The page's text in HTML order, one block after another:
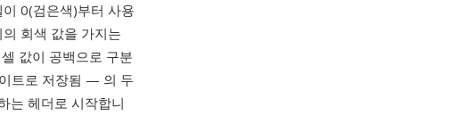
0(검은색)부터 사용
회색 값을 가지는
값이 공백으로 구분
트로 저장됨 — 의 두
는 헤더로 시작합니